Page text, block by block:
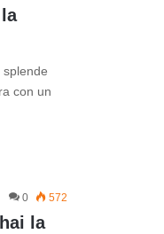
con un
0 572
la